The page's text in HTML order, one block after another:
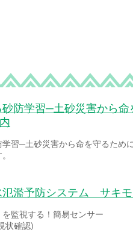
砂防学習─土砂災害から命
学習─土砂災害から命を守るため
氾濫予防システム サキモ
監視する！簡易センサー
状確認)